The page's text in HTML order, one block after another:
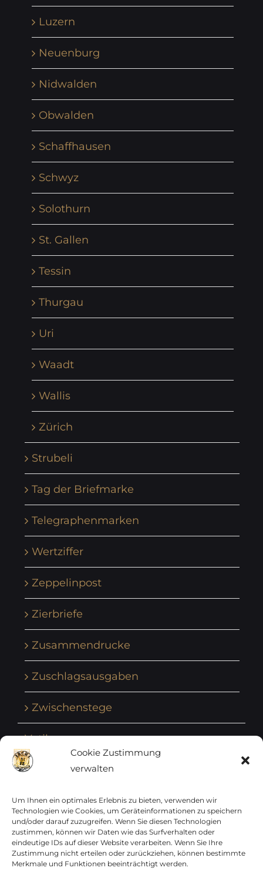
Cookie Zustimmung
verwalten
Um Ihnen ein optimales Erlebnis zu bieten, verwenden wir
Technologien wie Cookies, um Geräteinformationen zu speichern
und/oder darauf zuzugreifen. Wenn Sie diesen Technologien
zustimmen, können wir Daten wie das Surfverhalten oder
eindeutige IDs auf dieser Website verarbeiten. Wenn Sie Ihre
Zustimmung nicht erteilen oder zurückziehen, können bestimmte
Merkmale und Funktionen beeinträchtigt werden.
Luzern
Neuenburg
Nidwalden
Obwalden
Schaffhausen
Schwyz
Solothurn
St. Gallen
Tessin
Thurgau
Uri
Waadt
Wallis
Zürich
Strubeli
Tag der Briefmarke
Telegraphenmarken
Wertziffer
Zeppelinpost
Zierbriefe
Zusammendrucke
Zuschlagsausgaben
Zwischenstege
Vatikan
Vereinte Nationen
Vorphilatelie
Zensurbelege Österreich
Zensurbelege Schweiz